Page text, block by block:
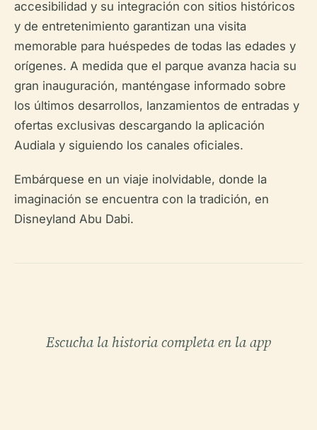
accesibilidad y su integración con sitios históricos
y de entretenimiento garantizan una visita
memorable para huéspedes de todas las edades y
orígenes. A medida que el parque avanza hacia su
gran inauguración, manténgase informado sobre
los últimos desarrollos, lanzamientos de entradas y
ofertas exclusivas descargando la aplicación
Audiala y siguiendo los canales oficiales.
Embárquese en un viaje inolvidable, donde la
imaginación se encuentra con la tradición, en
Disneyland Abu Dabi.
Escucha la historia completa en la app